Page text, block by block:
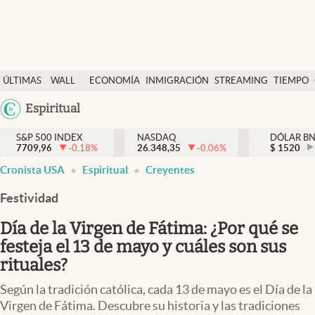
ÚLTIMAS
NOTICIAS
WALL
DÓLAR
ECONOMÍA INMIGRACIÓN STREAMING TIEMPO
México
Espiritual
Finanzas y economía
Wall Street y dólar
Inmigración
Espiritual
Streaming
PC y mobile
S&P 500 INDEX
7709,96
-0.18%
NASDAQ
26.348,35
-0.06%
DÓLAR
$ 1520
Cronista USA Espiritual Creyentes
Festividad
Día de la Virgen de Fátima: ¿Por qué se
festeja el 13 de mayo y cuáles son sus
rituales?
Según la tradición católica, cada 13 de mayo es el Día de la
Virgen de Fátima. Descubre su historia y las tradiciones